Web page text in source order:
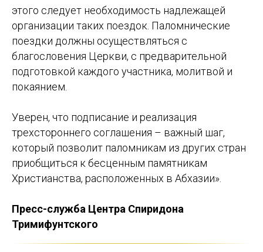
этого следует необходимость надлежащей
организации таких поездок. Паломнические
поездки должны осуществляться с
благословения Церкви, с предварительной
подготовкой каждого участника, молитвой и
покаянием.
Уверен, что подписание и реализация
трехстороннего соглашения – важный шаг,
который позволит паломникам из других стран
приобщиться к бесценным памятникам
Христианства, расположенных в Абхазии».
Пресс-служба Центра Спиридона
Тримифунтского